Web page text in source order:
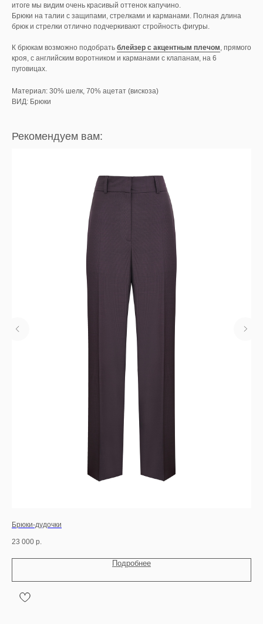
итоге мы видим очень красивый оттенок капучино.
Брюки на талии с защипами, стрелками и карманами. Полная длина
брюк и стрелки отлично подчеркивают стройность фигуры.
К брюкам возможно подобрать блейзер с акцентным плечом, прямого
кроя, с английским воротником и карманами с клапанам, на 6
пуговицах.
Материал: 30% шелк, 70% ацетат (вискоза)
ВИД: Брюки
Рекомендуем вам:
Брюки-дудочки
23 000 р.
Подробнее